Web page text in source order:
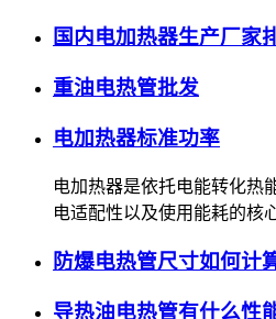
国内电加热器生产厂家
重油电热管批发
电加热器标准功率
电加热器是依托电能转化热
电适配性以及使用能耗的核
防爆电热管尺寸如何计
导热油电热管有什么性